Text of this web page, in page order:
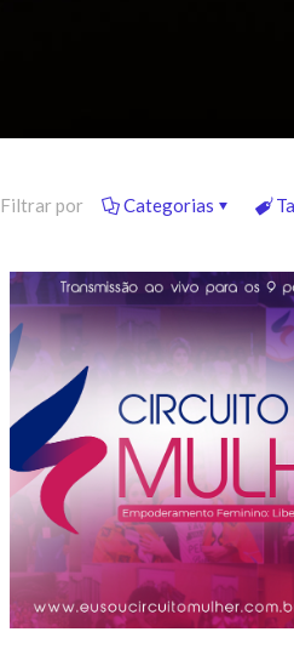
Filtrar por Categorias